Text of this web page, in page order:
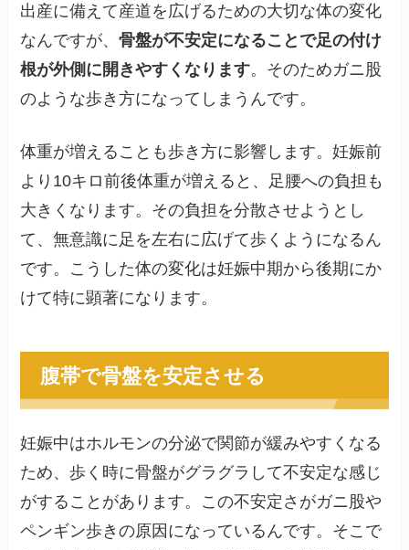
出産に備えて産道を広げるための大切な体の変化
なんですが、骨盤が不安定になることで足の付け
根が外側に開きやすくなります。そのためガニ股
のような歩き方になってしまうんです。
体重が増えることも歩き方に影響します。妊娠前
より10キロ前後体重が増えると、足腰への負担も
大きくなります。その負担を分散させようとし
て、無意識に足を左右に広げて歩くようになるん
です。こうした体の変化は妊娠中期から後期にか
けて特に顕著になります。
腹帯で骨盤を安定させる
妊娠中はホルモンの分泌で関節が緩みやすくなる
ため、歩く時に骨盤がグラグラして不安定な感じ
がすることがあります。この不安定さがガニ股や
ペンギン歩きの原因になっているんです。そこで